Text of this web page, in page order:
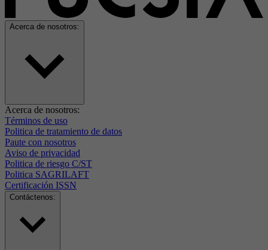
Acerca de nosotros:
Acerca de nosotros:
Términos de uso
Politica de tratamiento de datos
Paute con nosotros
Aviso de privacidad
Politica de riesgo C/ST
Politica SAGRILAFT
Certificación ISSN
Contáctenos: